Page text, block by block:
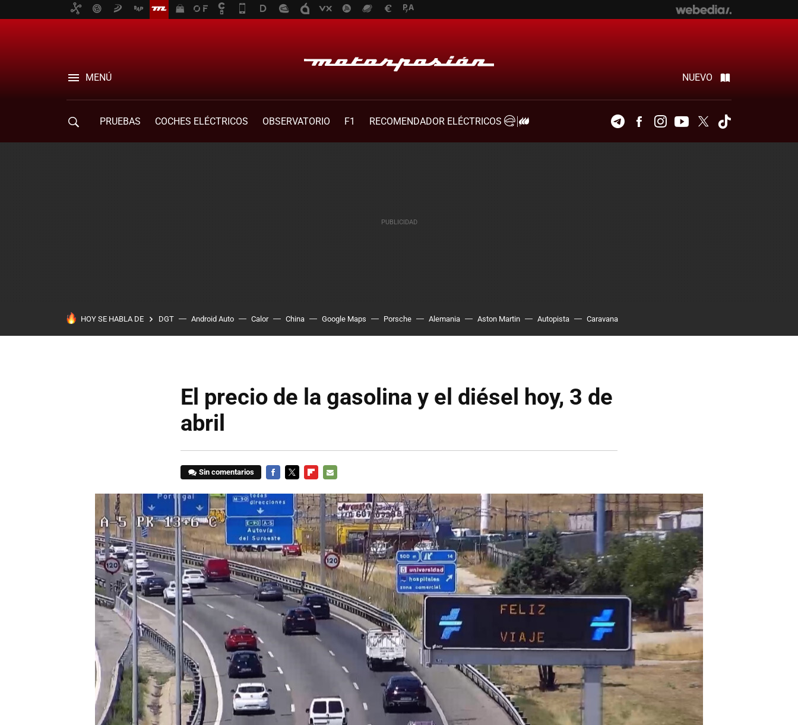
MENÚ NUEVO
PRUEBAS COCHES ELÉCTRICOS OBSERVATORIO F1
RECOMENDADOR ELÉCTRICOS
TelegramFacebookInstagramYoutubeTwitter
HOY SE HABLA DE DGT Android Auto Calor China Google Maps Porsche Alemania Aston Martin Autopista Caravana
El precio de la gasolina y el diésel hoy, 3 de
abril
Sin comentarios
MAIL